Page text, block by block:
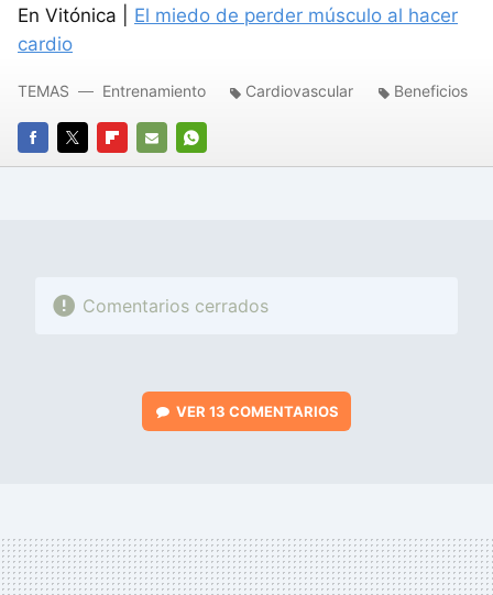
En Vitónica | El miedo de perder músculo al hacer
cardio
FACEBOOK
TWITTERFLIPBOARD
E-
WHATSAPP
TEMAS Entrenamiento Cardiovascular Beneficios
Comentarios cerrados
VER 13 COMENTARIOS